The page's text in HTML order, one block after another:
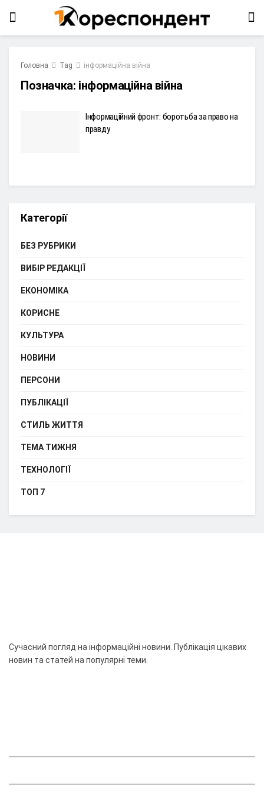
Головна Tag інформаційна війна
Позначка: інформаційна війна
Інформаційний фронт: боротьба за право на
правду
Категорії
БЕЗ РУБРИКИ
ВИБІР РЕДАКЦІЇ
ЕКОНОМІКА
КОРИСНЕ
КУЛЬТУРА
НОВИНИ
ПЕРСОНИ
ПУБЛІКАЦІЇ
СТИЛЬ ЖИТТЯ
ТЕМА ТИЖНЯ
ТЕХНОЛОГІЇ
ТОП 7
Сучасний погляд на інформаційні новини. Публікація цікавих
новин та статей на популярні теми.